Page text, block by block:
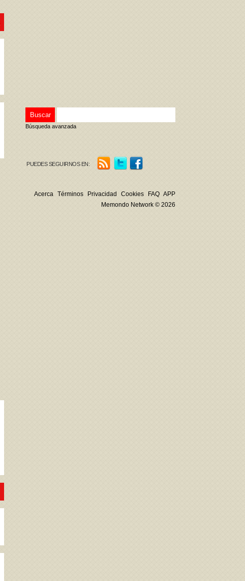
Búsqueda avanzada
PUEDES SEGUIRNOS EN:
Acerca Términos Privacidad Cookies FAQ APP
Memondo Network © 2026